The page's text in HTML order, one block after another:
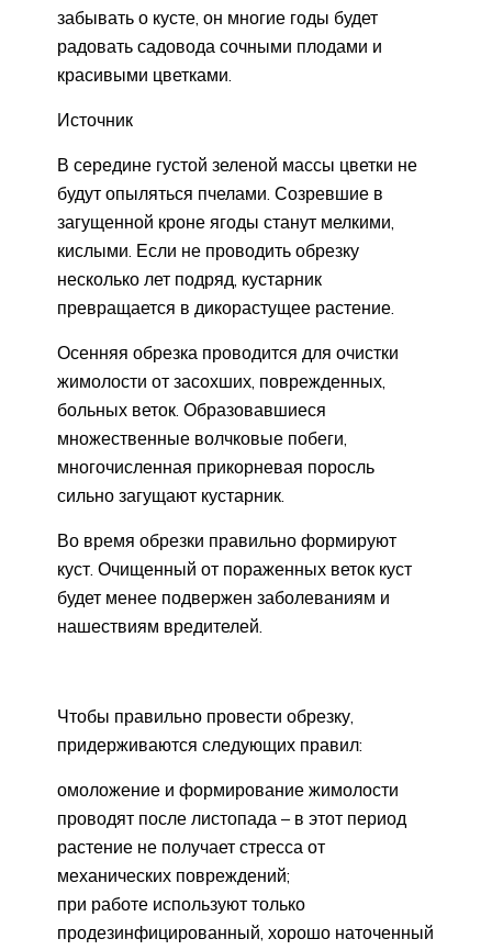
забывать о кусте, он многие годы будет
радовать садовода сочными плодами и
красивыми цветками.
Источник
В середине густой зеленой массы цветки не
будут опыляться пчелами. Созревшие в
загущенной кроне ягоды станут мелкими,
кислыми. Если не проводить обрезку
несколько лет подряд, кустарник
превращается в дикорастущее растение.
Осенняя обрезка проводится для очистки
жимолости от засохших, поврежденных,
больных веток. Образовавшиеся
множественные волчковые побеги,
многочисленная прикорневая поросль
сильно загущают кустарник.
Во время обрезки правильно формируют
куст. Очищенный от пораженных веток куст
будет менее подвержен заболеваниям и
нашествиям вредителей.
Чтобы правильно провести обрезку,
придерживаются следующих правил:
омоложение и формирование жимолости
проводят после листопада – в этот период
растение не получает стресса от
механических повреждений;
при работе используют только
продезинфицированный, хорошо наточенный